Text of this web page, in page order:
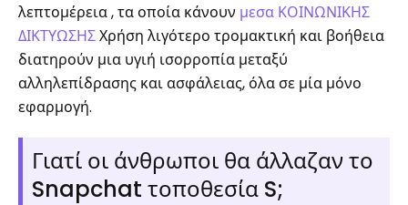
λεπτομέρεια , τα οποία κάνουν μεσα ΚΟΙΝΩΝΙΚΗΣ
ΔΙΚΤΥΩΣΗΣΧρήση λιγότερο τρομακτική και βοήθεια
διατηρούν μια υγιή ισορροπία μεταξύ
αλληλεπίδρασης και ασφάλειας, όλα σε μία μόνο
εφαρμογή.
Γιατί οι άνθρωποι θα άλλαζαν το
Snapchat τοποθεσία S;